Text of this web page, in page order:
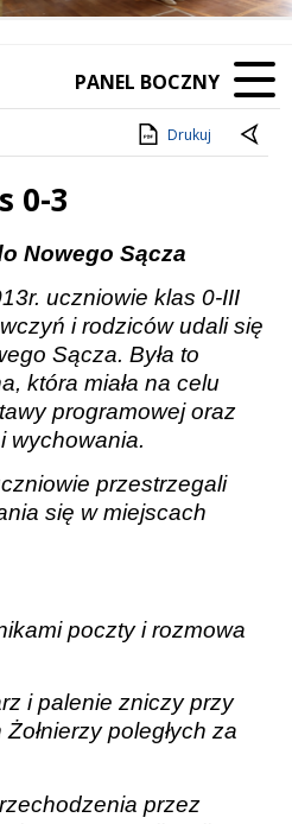
PANEL BOCZNY
Drukuj
0-3
Nowego Sącza
uczniowie klas 0-III
i rodziców udali się
Sącza. Była to
która miała na celu
programowej oraz
wychowania.
przestrzegali
się w miejscach
poczty i rozmowa
i palenie zniczy przy
poległych za
przez